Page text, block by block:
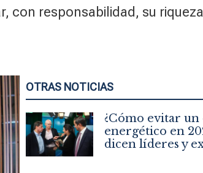
con responsabilidad, su riqueza
OTRAS NOTICIAS
¿Cómo evitar
energético en
dicen líderes y